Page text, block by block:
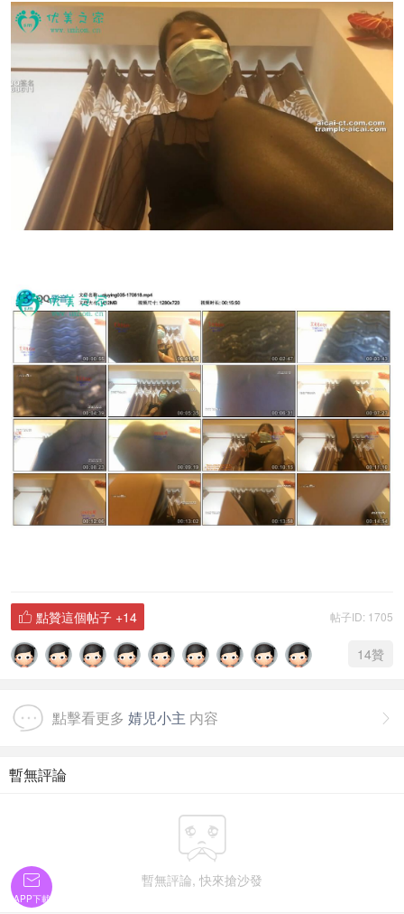
帖子ID: 1705
 點贊這個帖子 +14
14贊

點擊看更多 婧児小主 内容
暫無評論

暫無評論, 快來搶沙發

APP下載